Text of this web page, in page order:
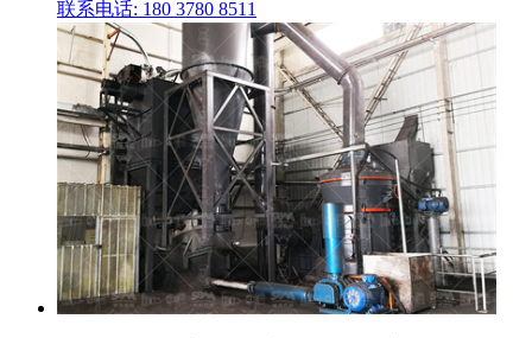
联系电话: 180 3780 8511